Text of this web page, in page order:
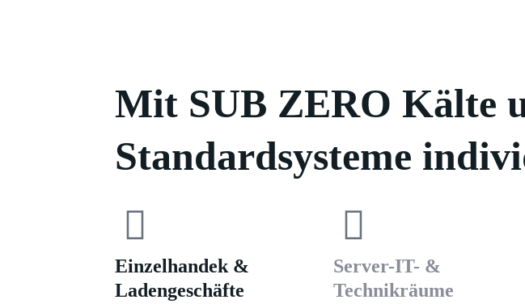
Mit SUB ZERO Kälte
Standardsysteme
Einzelhandek &
Ladengeschäfte
Server-IT- &
Technikräume